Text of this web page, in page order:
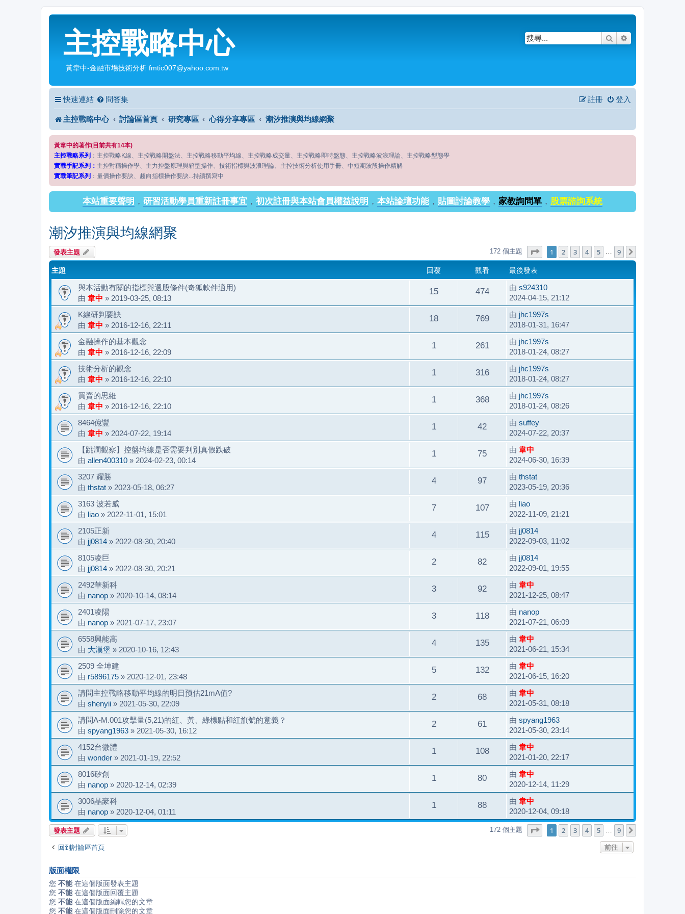
主控戰略中心
黃韋中-金融市場技術分析 fmtic007@yahoo.com.tw
搜尋
快速連結 問答集 登入
註冊
主控戰略中心 討論區首頁 研究專區 心得分享專區 潮汐推演與均線網聚
黃韋中的著作(目前共有14本)
主控戰略系列 ：主控戰略K線、主控戰略開盤法、主控戰略移動平均線、主控戰略成交量、主控戰略即時盤態、主控戰略波浪理論、主控戰略型態學
實戰手記系列： 主控對稱操作學、主力控盤原理與箱型操作、技術指標與波浪理論、主控技術分析使用手冊、中短期波段操作精解
實戰筆記系列 ：量價操作要訣、趨向指標操作要訣...持續撰寫中
本站重要聲明 ， 研習活動學員重新註冊事宜 ， 初次註冊與本站會員權益說明 ， 本站論壇功能， 貼圖討論教學 ， 家教詢問單 ， 股票諮詢系統
潮汐推演與均線網聚
發表主題 172 個主題 1頁 (共 9頁)
1 2 3 4 5 … 9
主題 回覆 觀看 最後發表
與本活動有關的指標與選股條件(奇狐軟件適用)
由 韋中 » 2019-03-25, 08:13
15 474 由 s924310
2024-04-15, 21:12
K線研判要訣
由 韋中 » 2016-12-16, 22:11
18 769 由 jhc1997s
2018-01-31, 16:47
金融操作的基本觀念
由 韋中 » 2016-12-16, 22:09
1 261 由 jhc1997s
2018-01-24, 08:27
技術分析的觀念
由 韋中 » 2016-12-16, 22:10
1 316 由 jhc1997s
2018-01-24, 08:27
買賣的思維
由 韋中 » 2016-12-16, 22:10
1 368 由 jhc1997s
2018-01-24, 08:26
8464億豐
由 韋中 » 2024-07-22, 19:14
1 42 由 suffey
2024-07-22, 20:37
【跳澗觀察】控盤均線是否需要判別真假跌破
由 allen400310 » 2024-02-23, 00:14
1 75 由 韋中
2024-06-30, 16:39
3207 耀勝
由 thstat » 2023-05-18, 06:27
4 97 由 thstat
2023-05-19, 20:36
3163 波若威
由 liao » 2022-11-01, 15:01
7 107 由 liao
2022-11-09, 21:21
2105正新
由 jj0814 » 2022-08-30, 20:40
4 115 由 jj0814
2022-09-03, 11:02
8105凌巨
由 jj0814 » 2022-08-30, 20:21
2 82 由 jj0814
2022-09-01, 19:55
2492華新科
由 nanop » 2020-10-14, 08:14
3 92 由 韋中
2021-12-25, 08:47
2401凌陽
由 nanop » 2021-07-17, 23:07
3 118 由 nanop
2021-07-21, 06:09
6558興能高
由 大漢堡 » 2020-10-16, 12:43
4 135 由 韋中
2021-06-21, 15:34
2509 全坤建
由 r5896175 » 2020-12-01, 23:48
5 132 由 韋中
2021-06-15, 16:20
請問主控戰略移動平均線的明日预估21mA值?
由 shenyii » 2021-05-30, 22:09
2 68 由 韋中
2021-05-31, 08:18
請問A-M.001攻擊量(5,21)的紅、黃、綠標點和紅旗號的意義？
由 spyang1963 » 2021-05-30, 16:12
2 61 由 spyang1963
2021-05-30, 23:14
4152台微體
由 wonder » 2021-01-19, 22:52
1 108 由 韋中
2021-01-20, 22:17
8016矽創
由 nanop » 2020-12-14, 02:39
1 80 由 韋中
2020-12-14, 11:29
3006晶豪科
由 nanop » 2020-12-04, 01:11
1 88 由 韋中
2020-12-04, 09:18
發表主題 172 個主題 1頁 (共 9頁)
1 2 3 4 5 … 9
回到討論區首頁 前往
版面權限
您 不能在這個版面發表主題
您 不能在這個版面回覆主題
您 不能在這個版面編輯您的文章
您 不能在這個版面刪除您的文章